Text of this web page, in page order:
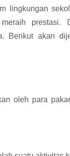
lingkungan
prestasi.
Berikut akan
oleh para